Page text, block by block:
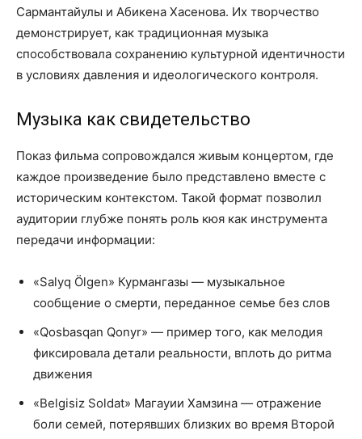
Сармантайулы и Абикена Хасенова. Их творчество
демонстрирует, как традиционная музыка
способствовала сохранению культурной идентичности
в условиях давления и идеологического контроля.
Музыка как свидетельство
Показ фильма сопровождался живым концертом, где
каждое произведение было представлено вместе с
историческим контекстом. Такой формат позволил
аудитории глубже понять роль кюя как инструмента
передачи информации:
«Salyq Ölgen» Курмангазы — музыкальное
сообщение о смерти, переданное семье без слов
«Qosbasqan Qonyr» — пример того, как мелодия
фиксировала детали реальности, вплоть до ритма
движения
«Belgisiz Soldat» Магауии Хамзина — отражение
боли семей, потерявших близких во время Второй